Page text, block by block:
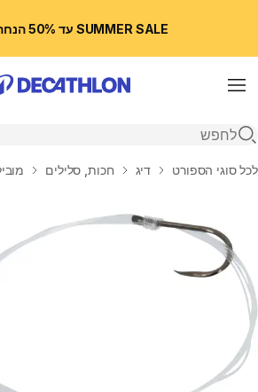
SUMMER SALE עד 50% הנחה 🛍️
Menu
פתיחת חיפוש
בית
לכל סוגי הספורט דיג חכות, סלילים